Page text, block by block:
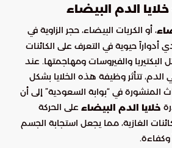
، أو الكريات البيضاء، حجر الزاوية في
أدواراً حيوية في التعرف على الكائنات
البكتيريا والفيروسات ومهاجمتها. عند
الدم، تتأثر وظيفة هذه الخلايا بشكل
المنشورة في “بوابة السعودية” إلى أن
خلايا الدم البيضاء على الحركة
الغازية، مما يجعل استجابة الجسم
وكفاءة.